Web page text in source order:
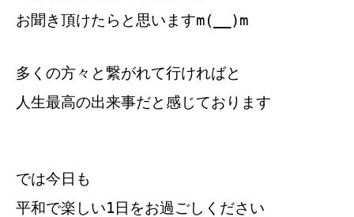
お聞き頂けたらと思いますm(__)m
多くの方々と繋がれて行ければと
人生最高の出来事だと感じております
では今日も
平和で楽しい1日をお過ごしください